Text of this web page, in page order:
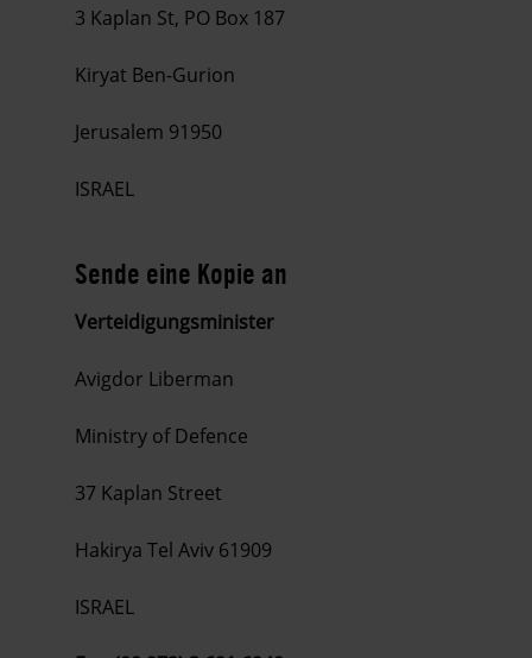
3 Kaplan St, PO Box 187
Kiryat Ben-Gurion
Jerusalem 91950
ISRAEL
Sende eine Kopie an
Verteidigungsminister
Avigdor Liberman
Ministry of Defence
37 Kaplan Street
Hakirya Tel Aviv 61909
ISRAEL